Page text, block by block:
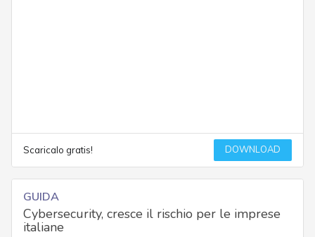
Scaricalo gratis! DOWNLOAD
GUIDA
Cybersecurity, cresce il rischio per le imprese
italiane